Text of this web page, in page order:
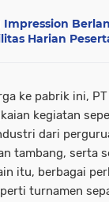
Harian
ke pabrik ini,
kegiatan
dari
tambang, serta
itu, berbagai
turnamen